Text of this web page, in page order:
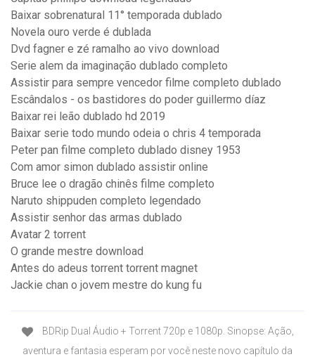
Baixar sobrenatural 11° temporada dublado
Novela ouro verde é dublada
Dvd fagner e zé ramalho ao vivo download
Serie alem da imaginação dublado completo
Assistir para sempre vencedor filme completo dublado
Escândalos - os bastidores do poder guillermo díaz
Baixar rei leão dublado hd 2019
Baixar serie todo mundo odeia o chris 4 temporada
Peter pan filme completo dublado disney 1953
Com amor simon dublado assistir online
Bruce lee o dragão chinês filme completo
Naruto shippuden completo legendado
Assistir senhor das armas dublado
Avatar 2 torrent
O grande mestre download
Antes do adeus torrent torrent magnet
Jackie chan o jovem mestre do kung fu
BDRip Dual Áudio + Torrent 720p e 1080p. Sinopse: Ação,
aventura e fantasia esperam por você neste novo capítulo da